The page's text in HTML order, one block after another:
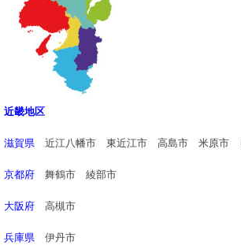
近畿地区
滋賀県 近江八幡市東近江市 高島市 米原市
京都府 舞鶴市 綾部市
大阪府 高槻市
兵庫県 伊丹市